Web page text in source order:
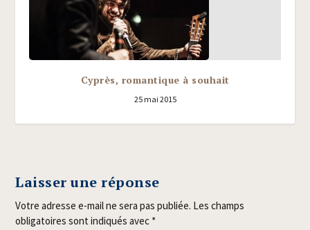
Cyprès, romantique à souhait
25 mai 2015
Laisser une réponse
Votre adresse e-mail ne sera pas publiée. Les champs
obligatoires sont indiqués avec *